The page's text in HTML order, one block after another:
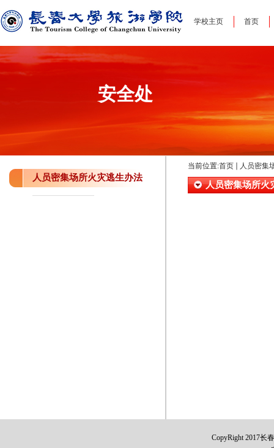
学校主页 首页
安全处
人员密集场所火灾逃生办法
当前位置:首页 人员密集
人员密集场所火
CopyRight 2017长